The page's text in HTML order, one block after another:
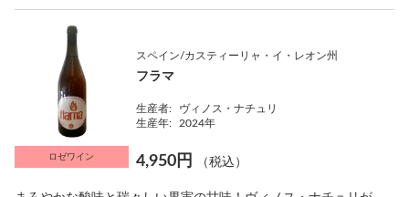
ロゼワイン
スペイン/カスティーリャ・イ・レオン州
フラマ
生産者:
ヴィノス・ナチュリ
生産年:
2024年
4,950円 （税込）